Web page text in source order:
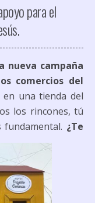
para el
nueva campaña
comercios del
una tienda del
los rincones, tú
fundamental. ¿Te